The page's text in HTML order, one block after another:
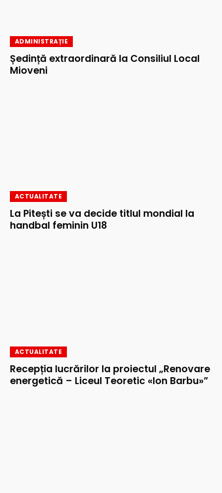
ADMINISTRAȚIE
Ședință extraordinară la Consiliul Local
Mioveni
ACTUALITATE
La Pitești se va decide titlul mondial la
handbal feminin U18
ACTUALITATE
Recepția lucrărilor la proiectul „Renovare
energetică – Liceul Teoretic «Ion Barbu»”